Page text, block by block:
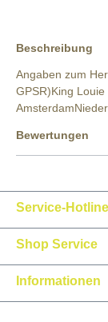
Beschreibung
Angaben zum
GPSR)King
Bewertungen
Service-Hotline
Shop Service
Informationen